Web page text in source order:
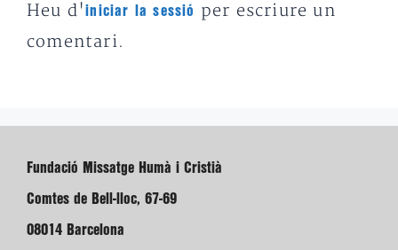
Heu d'iniciar la sessió
per escriure un
comentari.
Fundació Missatge Humà i Cristià
Comtes de Bell-lloc, 67-69
08014 Barcelona